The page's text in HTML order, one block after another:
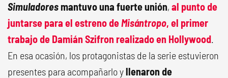
Simuladores mantuvo una fuerte unión, al punto de
juntarse para el estreno deMisántropo, el primer
trabajo de Damián Szifron realizado en Hollywood.
En esa ocasión, los protagonistas de la serie estuvieron
presentes para acompañarlo yllenaron de